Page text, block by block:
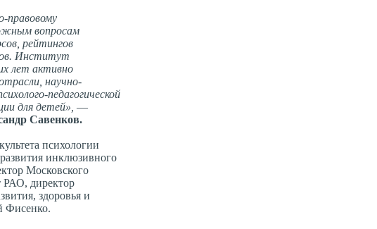
правовому
вопросам
рейтингов
Институт
лет активно
научно-
педагогической
для детей», —
Савенков.
психологии
инклюзивного
Московского
РАО, директор
здоровья и
Фисенко.